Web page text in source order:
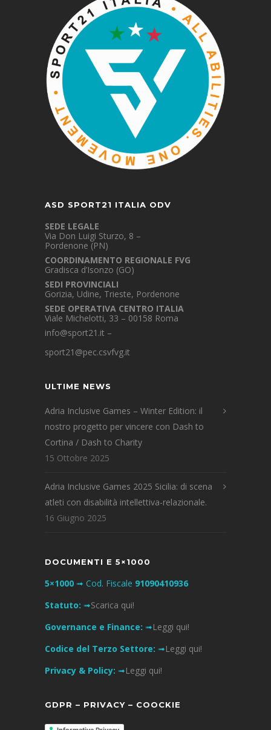
ASD SPORT21 ITALIA ODV
SEDE LEGALE
Via Don Luigi Sturzo, 8 –
Pordenone (PN)
COORDINAMENTO REGIONALE FVG
Gradisca d’Isonzo (GO)
SEDI PROVINCIALI
Gorizia, Udine, Trieste, Pordenone
SEDE OPERATIVA CENTRO ITALIA
Viale Michelotti, 33 – 00158 Roma
info@sport21.it –
sport21@pec.csvfvg.it
ULTIME NEWS
Adria Inclusive Games – Winter Edition: il
nostro progetto per vincere con Dash to
Cortina / Dash to Charity
15 Ottobre 2025
Adria Inclusive Games 2025 Sicilia: di scena
atleti con disabilità intellettiva-relazionale.
16 Giugno 2025
DOCUMENTI E 5×1000
5×1000 ➟ Cod. Fiscale 91090410936
Statuto: ➟Scarica qui!
Governance e Finance: ➟Leggi qui!
Codice del Terzo Settore: ➟Leggi qui!
Privacy & Policy: ➟Leggi qui!
GDPR – PRIVACY – COOCKIE